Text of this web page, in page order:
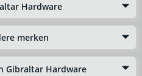
Hardware
merken
Gibraltar Hardware